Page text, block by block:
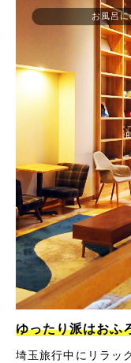
ゆったり派はお
埼玉旅行中にリラッ
お風呂